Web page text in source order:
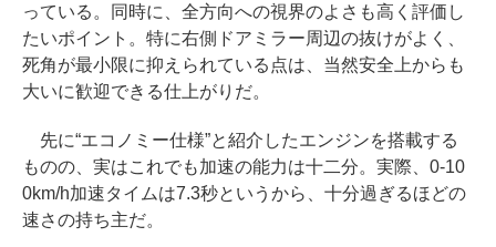
っている。同時に、全方向への視界のよさも高く評価し
たいポイント。特に右側ドアミラー周辺の抜けがよく、
死角が最小限に抑えられている点は、当然安全上からも
大いに歓迎できる仕上がりだ。
先に“エコノミー仕様”と紹介したエンジンを搭載する
ものの、実はこれでも加速の能力は十二分。実際、0-10
0km/h加速タイムは7.3秒というから、十分過ぎるほどの
速さの持ち主だ。